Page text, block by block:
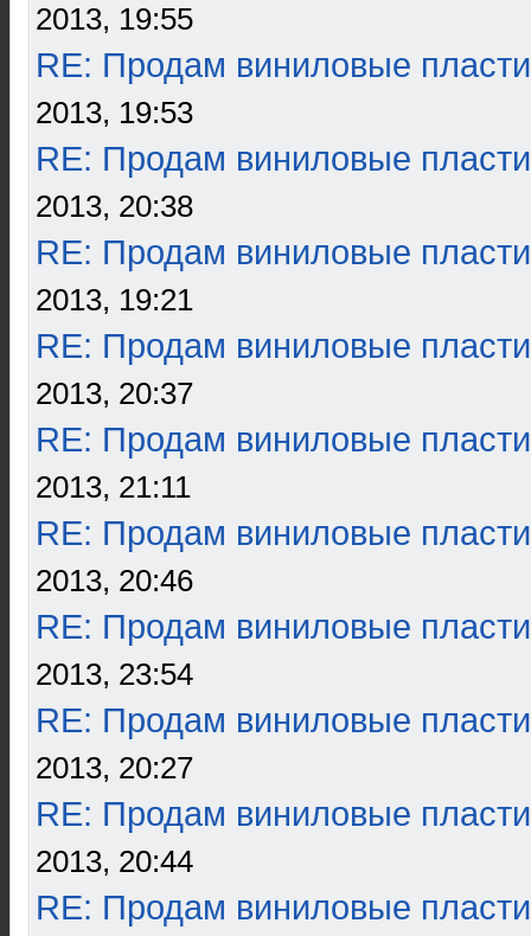
2013, 19:55
RE: Продам виниловые
2013, 19:53
RE: Продам виниловые
2013, 20:38
RE: Продам виниловые
2013, 19:21
RE: Продам виниловые
2013, 20:37
RE: Продам виниловые
2013, 21:11
RE: Продам виниловые
2013, 20:46
RE: Продам виниловые
2013, 23:54
RE: Продам виниловые
2013, 20:27
RE: Продам виниловые
2013, 20:44
RE: Продам виниловые